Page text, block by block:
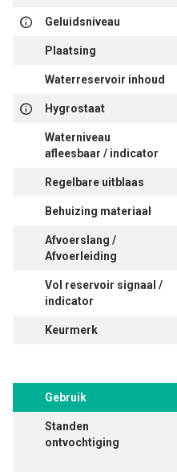
Geluidsniveau
Plaatsing
Waterreservoir inhoud
Hygrostaat
Waterniveau
afleesbaar / indicator
Regelbare uitblaas
Behuizing materiaal
Afvoerslang /
Afvoerleiding
Vol reservoir signaal /
indicator
Keurmerk
Gebruik
Standen
ontvochtiging